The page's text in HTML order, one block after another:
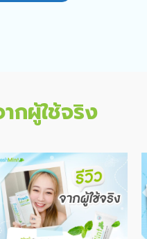
กผู้ใช้จริง